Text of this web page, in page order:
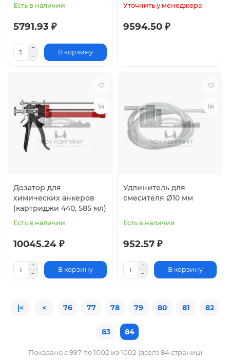
Есть в наличии
5791.93 ₽
В корзину
Уточнить у менеджера
9594.50 ₽
Дозатор для
химических анкеров
(картриджи 440, 585 мл)
Есть в наличии
10045.24 ₽
В корзину
Удлинитель для
смесителя Ø10 мм
Есть в наличии
952.57 ₽
В корзину
|< < 76 77 78 79 80 81 82
83 84
Показано с 997 по 1002 из 1002 (всего 84 страниц)